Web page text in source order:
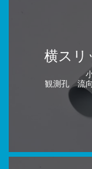
横スリ
観測孔 流